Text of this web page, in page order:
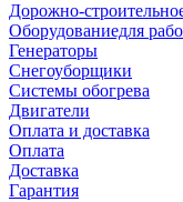
Дорожно-
Оборудованиедля
Генераторы
Снегоуборщики
Системы обогрева
Двигатели
Оплата и доставка
Оплата
Доставка
Гарантия